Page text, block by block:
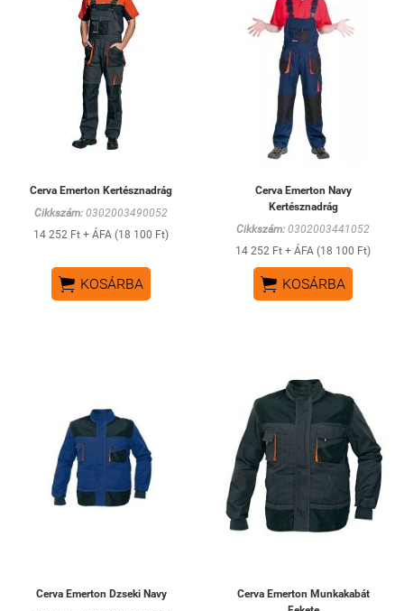
Cerva Emerton Kertésznadrág
Cikkszám: 0302003490052
14 252 Ft + ÁFA (18 100 Ft)
 KOSÁRBA
Cerva Emerton Navy
Kertésznadrág
Cikkszám: 0302003441052
14 252 Ft + ÁFA (18 100 Ft)
 KOSÁRBA
Cerva Emerton Dzseki Navy
Cerva Emerton Munkakabát